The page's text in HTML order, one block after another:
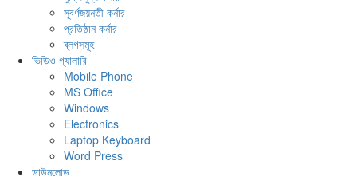
সূবর্ণজয়ন্তী কর্নার
প্রতিষ্ঠান কর্নার
ব্লগসমূহ
ভিডিও গ্যালারি
Mobile Phone
MS Office
Windows
Electronics
Laptop Keyboard
Word Press
ডাউনলোড